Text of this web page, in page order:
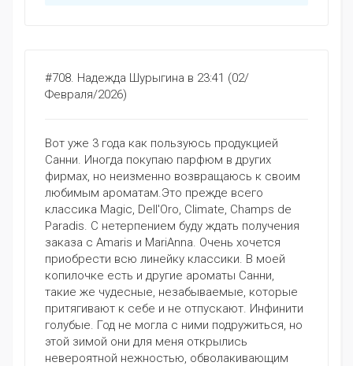
#708. Надежда Шурыгина в 23:41 (02/
Февраля/2026)
Вот уже 3 года как пользуюсь продукцией
Санни. Иногда покупаю парфюм в других
фирмах, но неизменно возвращаюсь к своим
любимым ароматам.Это прежде всего
классика Magic, Dell'Oro, Climate, Champs de
Paradis. С нетерпением буду ждать получения
заказа с Amaris и MariAnna. Очень хочется
приобрести всю линейку классики. В моей
копилочке есть и другие ароматы Санни,
такие же чудесные, незабываемые, которые
притягивают к себе и не отпускают. Инфинити
голубые. Год не могла с ними подружиться, но
этой зимой они для меня открылись
невероятной нежностью, обволакивающим